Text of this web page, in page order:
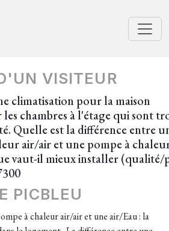
VISITEUR
climatisation pour la maison
chambres à l'étage qui sont
Quelle est la différence entre
air/air et une pompe à
vaut-il mieux installer (qualité/
PICBLEU
à chaleur air/air et une air/Eau : la